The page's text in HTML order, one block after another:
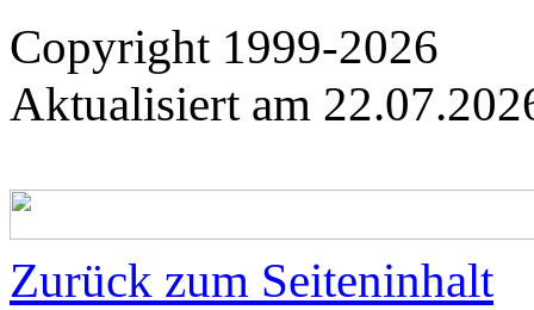
Copyright 1999-2026
Aktualisiert am
Zurück zum Seiteninhalt